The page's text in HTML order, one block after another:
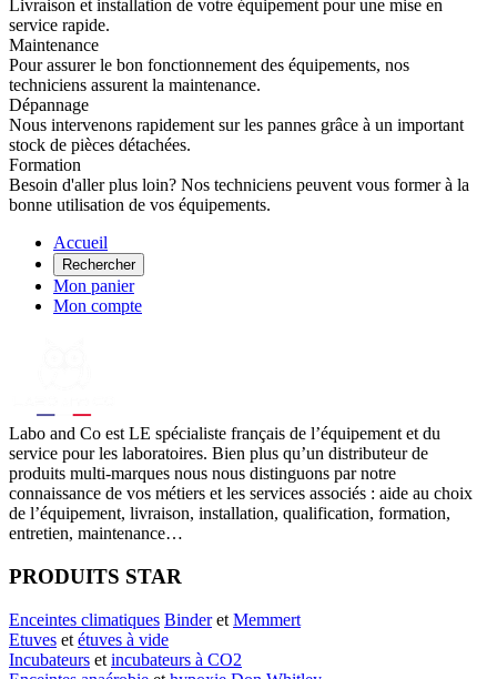
Livraison et installation de votre équipement pour une mise en
service rapide.
Maintenance
Pour assurer le bon fonctionnement des équipements, nos
techniciens assurent la maintenance.
Dépannage
Nous intervenons rapidement sur les pannes grâce à un important
stock de pièces détachées.
Formation
Besoin d'aller plus loin? Nos techniciens peuvent vous former à la
bonne utilisation de vos équipements.
Accueil
Rechercher
Mon panier
Mon compte
Labo and Co est LE spécialiste français de l’équipement et du
service pour les laboratoires. Bien plus qu’un distributeur de
produits multi-marques nous nous distinguons par notre
connaissance de vos métiers et les services associés : aide au choix
de l’équipement, livraison, installation, qualification, formation,
entretien, maintenance…
PRODUITS STAR
Enceintes climatiques Binderet Memmert
Etuves et étuves à vide
Incubateurs et incubateurs à CO2